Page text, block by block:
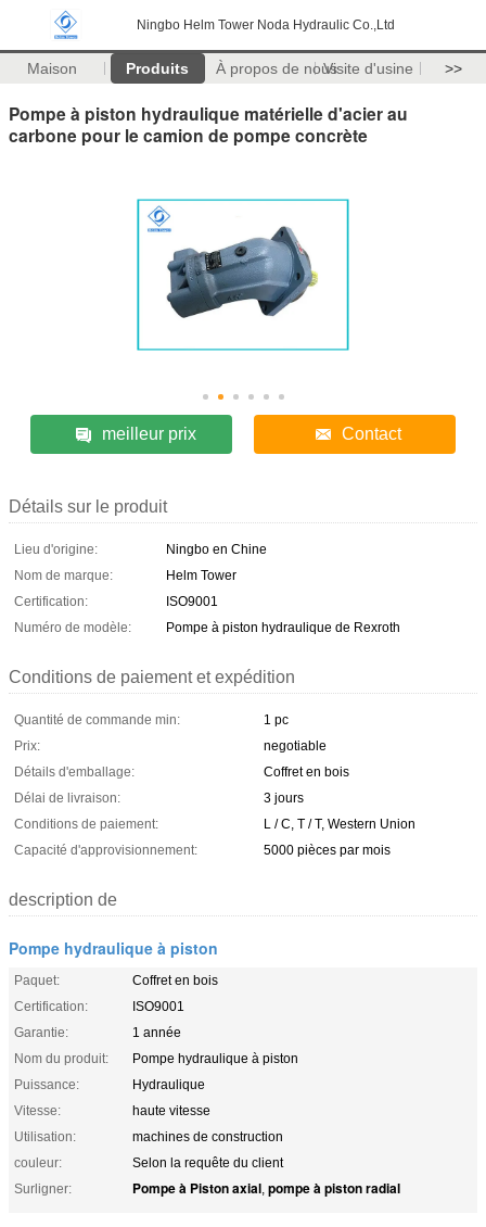
Ningbo Helm Tower Noda Hydraulic Co.,Ltd
Maison Produits À propos de nousVisite d'usine >>
Pompe à piston hydraulique matérielle d'acier au
carbone pour le camion de pompe concrète
meilleur prix Contact
Détails sur le produit
Lieu d'origine:
Ningbo en Chine
Nom de marque:
Helm Tower
Certification:
ISO9001
Numéro de modèle:
Pompe à piston hydraulique de Rexroth
Conditions de paiement et expédition
Quantité de commande min:
1 pc
Prix:
negotiable
Détails d'emballage:
Coffret en bois
Délai de livraison:
3 jours
Conditions de paiement:
L / C, T / T, Western Union
Capacité d'approvisionnement:
5000 pièces par mois
description de
Pompe hydraulique à piston
Paquet:
Coffret en bois
Certification:
ISO9001
Garantie:
1 année
Nom du produit:
Pompe hydraulique à piston
Puissance:
Hydraulique
Vitesse:
haute vitesse
Utilisation:
machines de construction
couleur:
Selon la requête du client
Surligner:
Pompe à Piston axial, pompe à piston radial